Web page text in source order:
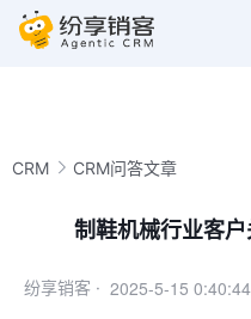
CRM CRM问答文章
制鞋机械行业客
纷享销客 · 2025-5-15 0:40:44